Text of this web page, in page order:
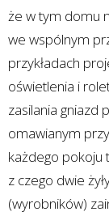
że w tym domu
we wspólnym
przykładach
oświetlenia i
zasilania gniazd
omawianym
każdego pokoju
z czego dwie
(wyrobników)